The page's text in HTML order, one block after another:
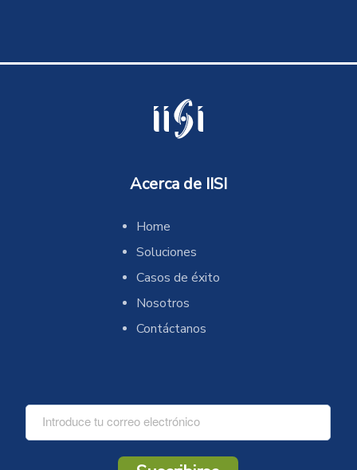
Acerca de IISI
Home
Soluciones
Casos de éxito
Nosotros
Contáctanos
C
r